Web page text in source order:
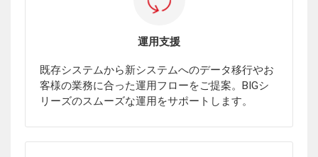
運用支援
既存システムから新システムへのデータ移行やお
客様の業務に合った運用フローをご提案。BIGシ
リーズのスムーズな運用をサポートします。